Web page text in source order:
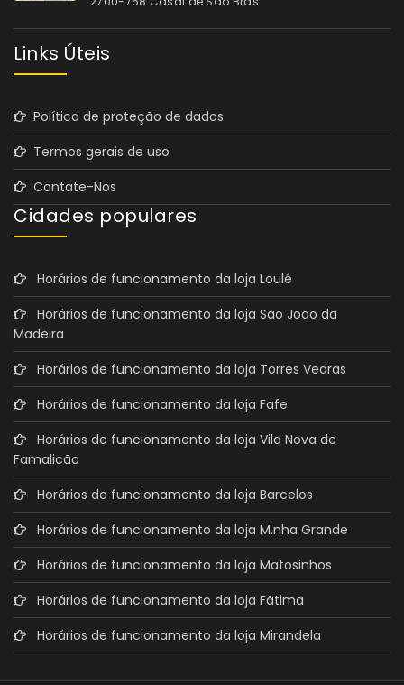
Links Úteis
Política de proteção de dados
Termos gerais de uso
Contate-Nos
Cidades populares
Horários de funcionamento da loja Loulé
Horários de funcionamento da loja São João da
Madeira
Horários de funcionamento da loja Torres Vedras
Horários de funcionamento da loja Fafe
Horários de funcionamento da loja Vila Nova de
Famalicão
Horários de funcionamento da loja Barcelos
Horários de funcionamento da loja M.nha Grande
Horários de funcionamento da loja Matosinhos
Horários de funcionamento da loja Fátima
Horários de funcionamento da loja Mirandela